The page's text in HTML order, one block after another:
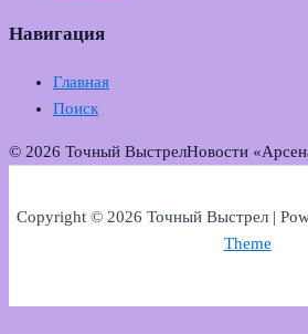
Навигация
Главная
Поиск
© 2026 Точный ВыстрелНовости
Copyright © 2026 Точный Выстрел |
Theme